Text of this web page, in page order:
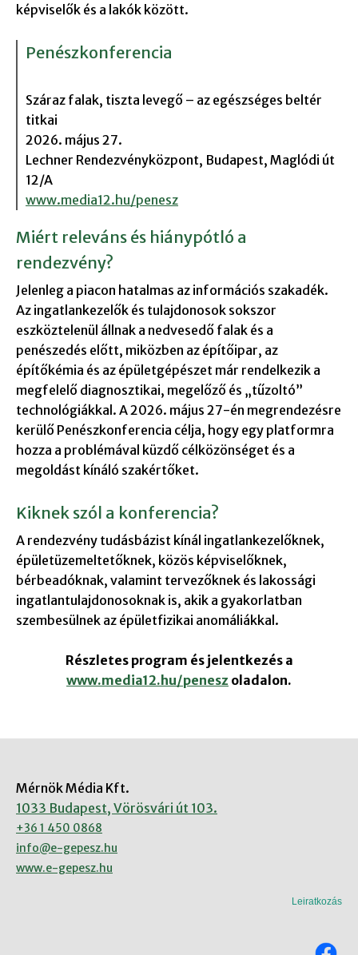
képviselők és a lakók között.
Penészkonferencia
Száraz falak, tiszta levegő – az egészséges beltér
titkai
2026. május 27.
Lechner Rendezvényközpont, Budapest, Maglódi út
12/A
www.media12.hu/penesz
Miért releváns és hiánypótló a
rendezvény?
Jelenleg a piacon hatalmas az információs szakadék.
Az ingatlankezelők és tulajdonosok sokszor
eszköztelenül állnak a nedvesedő falak és a
penészedés előtt, miközben az építőipar, az
építőkémia és az épületgépészet már rendelkezik a
megfelelő diagnosztikai, megelőző és „tűzoltó”
technológiákkal. A 2026. május 27-én megrendezésre
kerülő Penészkonferencia célja, hogy egy platformra
hozza a problémával küzdő célközönséget és a
megoldást kínáló szakértőket.
Kiknek szól a konferencia?
A rendezvény tudásbázist kínál ingatlankezelőknek,
épületüzemeltetőknek, közös képviselőknek,
bérbeadóknak, valamint tervezőknek és lakossági
ingatlantulajdonosoknak is, akik a gyakorlatban
szembesülnek az épületfizikai anomáliákkal.
Részletes program és jelentkezés a
www.media12.hu/penesz oladalon.
Mérnök Média Kft.
1033 Budapest, Vörösvári út 103.
+36 1 450 0868
info@e-gepesz.hu
www.e-gepesz.hu
Leiratkozás